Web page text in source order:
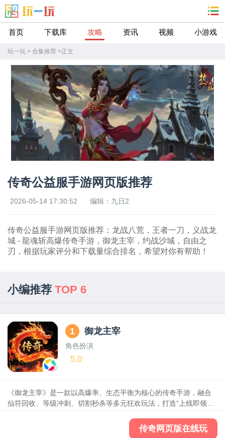
首页 下载库 攻略 资讯 视频 小游戏
玩一玩 > 合集推荐 >正文
传奇公益服手游网页版推荐
2026-05-14 17:30:52 编辑：九日2
传奇公益服手游网页版推荐：龙战八荒，王者一刀，义战龙
城 - 龍魂斩高爆传奇手游，御龙主宰，约战沙城，自由之
刃，根据玩家评分和下载量综合排名，希望对你有帮助！
小编推荐 TOP 6
1 御龙主宰
角色扮演
5.0
《御龙主宰》是一款以高爆率、生态平衡为核心的传奇手游，融合
仙符回收、等级冲刺、切割秒杀等多元狂欢玩法，打造“上线即领海
爆，散人玩家也能畅享属性飞跃，问鼎巅峰!传奇网页版在线玩